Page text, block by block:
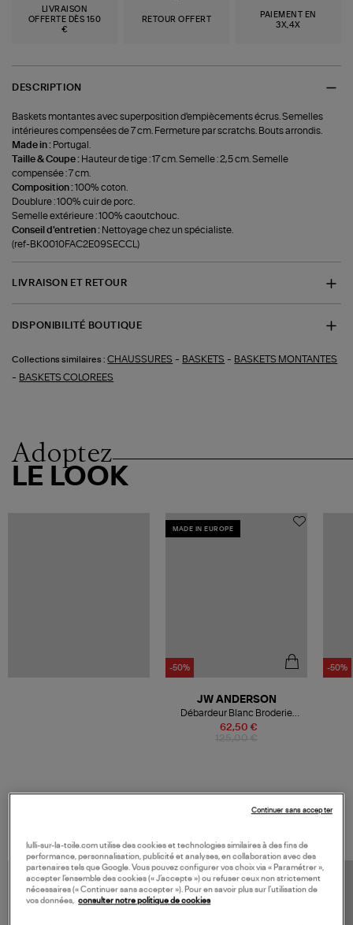
LIVRAISON
OFFERTE DÈS 150
€
RETOUR OFFERT
PAIEMENT EN
3X,4X
DESCRIPTION
Baskets montantes avec superposition d'empiècements écrus. Semelles
intérieures compensées de 7 cm. Fermeture par scratchs. Bouts arrondis.
Made in : Portugal.
Taille & Coupe : Hauteur de tige : 17 cm. Semelle : 2,5 cm. Semelle
compensée : 7 cm.
Composition :100% coton.
Doublure : 100% cuir de porc.
Semelle extérieure : 100% caoutchouc.
Conseil d'entretien : Nettoyage chez un spécialiste.
(ref-BK0010FAC2E09SECCL)
LIVRAISON ET RETOUR
DISPONIBILITÉ BOUTIQUE
Collections similaires : CHAUSSURES - BASKETS - BASKETS MONTANTES
- BASKETS COLOREES
Adoptez
LE LOOK
MADE IN EUROPE
-50%
62,50 €
JW ANDERSON
Débardeur Blanc Broderie
Ancre
-50%
lulli-sur-la-toile.com utilise des cookies et technologies similaires à des fins de
performance, personnalisation, publicité et analyses, en collaboration avec des
partenaires tels que Google. Vous pouvez configurer vos choix via « Paramétrer »,
accepter l’ensemble des cookies (« J’accepte ») ou refuser ceux non strictement
nécessaires (« Continuer sans accepter »). Pour en savoir plus sur l’utilisation de
vos données, consulter notre politique de cookies
Continuer sans accepter